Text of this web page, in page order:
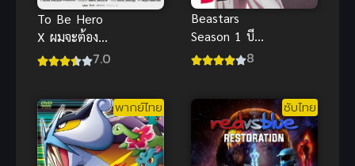
To Be Hero
X ผมจะต้อง
เป็นฮีโร่
7.0
Beastars
Season 1 บีส
ตาร์ ภาค 18
พากย์ไทย ซับไทย